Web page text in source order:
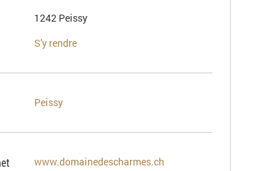
1242 Peissy
S'y rendre
Peissy
www.domainedescharmes.ch